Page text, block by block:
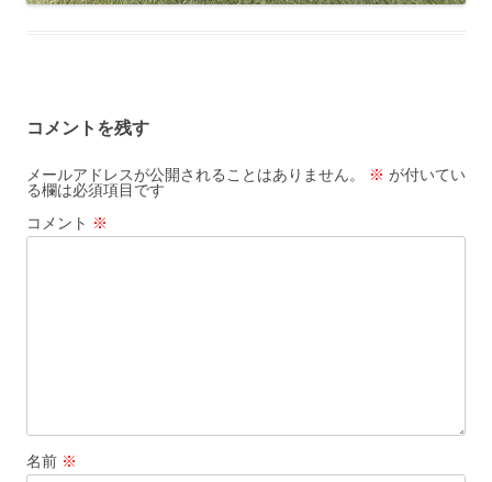
コメントを残す
メールアドレスが公開されることはありません。 ※ が付いてい
る欄は必須項目です
コメント ※
名前 ※